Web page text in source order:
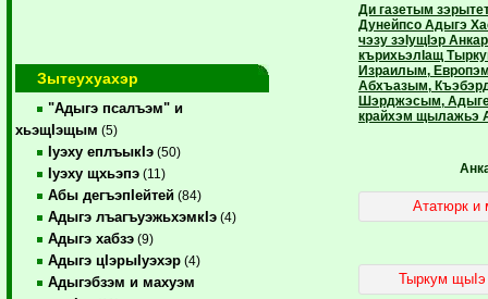
Зытеухуахэр
"Адыгэ псалъэм" и
хьэщIэщым (5)
Iуэху еплъыкIэ (50)
Iуэху щхьэпэ (11)
Абы дегъэпIейтей (84)
Адыгэ лъагъуэжьхэмкIэ (4)
Адыгэ хабзэ (9)
Адыгэ цIэрыIуэхэр (4)
Адыгэбзэм и махуэм
Ди газетым
Дунейпсо Адыгэ
чэзу зэIущIэр
кърихьэлIащ
Израилым,
Абхъазым,
Шэрджэсым,
крайхэм щылажьэ
Ататюрк и
Тыркум щыIэ